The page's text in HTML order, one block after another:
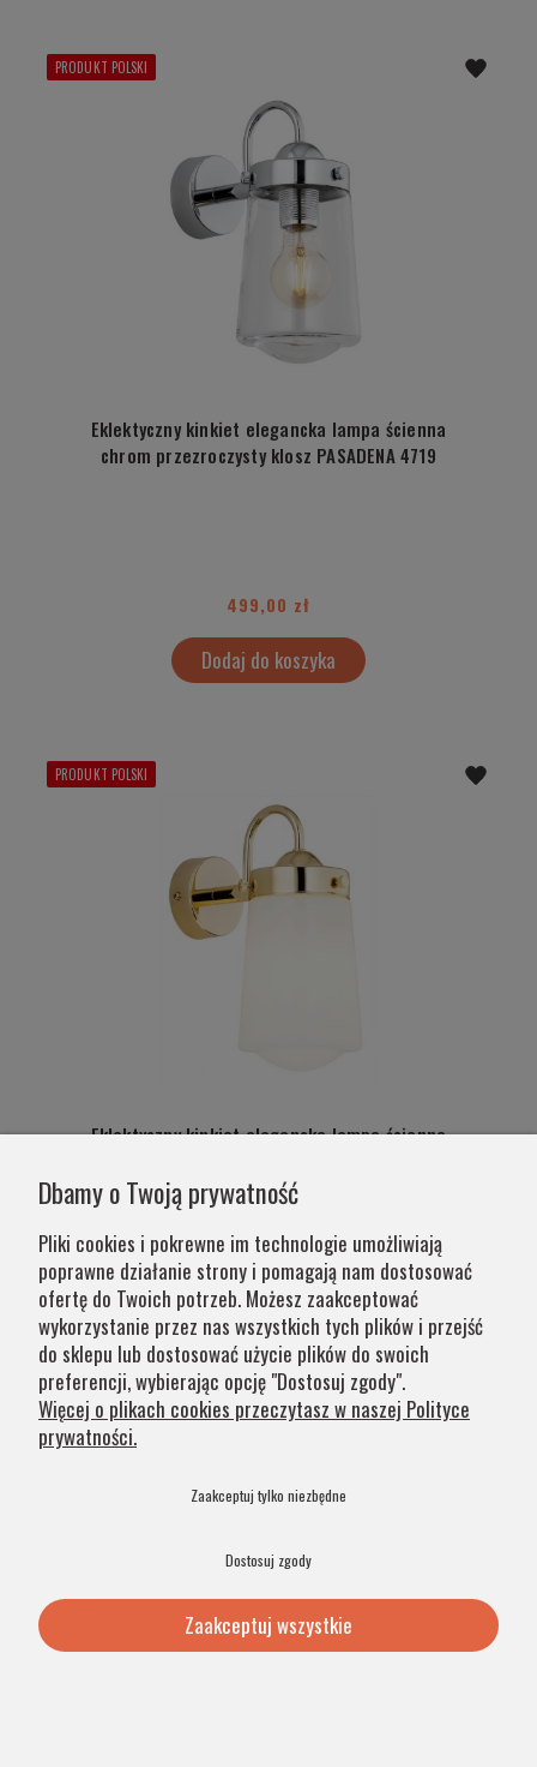
Eklektyczny kinkiet elegancka lampa ścienna
chrom przezroczysty klosz PASADENA 4719
499,00 zł
Dodaj do koszyka
PRODUKT POLSKI
Eklektyczny kinkiet elegancka lampa ścienna
5.0
499,00 zł
Dodaj do koszyka
PRODUKT POLSKI
Dbamy o Twoją prywatność
Pliki cookies i pokrewne im technologie umożliwiają
poprawne działanie strony i pomagają nam dostosować
ofertę do Twoich potrzeb. Możesz zaakceptować
wykorzystanie przez nas wszystkich tych plików i przejść
do sklepu lub dostosować użycie plików do swoich
preferencji, wybierając opcję "Dostosuj zgody".
Więcej o plikach cookies przeczytasz w naszej Polityce
prywatności.
Zaakceptuj tylko niezbędne
Dostosuj zgody
Zaakceptuj wszystkie